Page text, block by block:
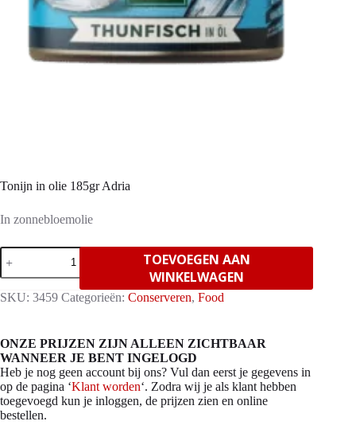
Tonijn in olie 185gr Adria
In zonnebloemolie
Tonijn
in
olie
185gr
Adria
TOEVOEGEN AAN
WINKELWAGEN
SKU: 3459 Categorieën: Conserveren, Food
ONZE PRIJZEN ZIJN ALLEEN ZICHTBAAR
WANNEER JE BENT INGELOGD
Heb je nog geen account bij ons? Vul dan eerst je gegevens in
op de pagina ‘Klant worden‘. Zodra wij je als klant hebben
toegevoegd kun je inloggen, de prijzen zien en online
bestellen.